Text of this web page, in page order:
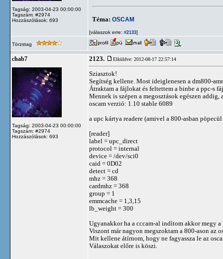
Tagság: 2003-04-23 00:00:00
Tagszám: #2974
Hozzászólások: 693
Téma: OSCAM
[válaszok erre: #2133]
Törzstag
chab7
Tagság: 2003-04-23 00:00:00
Tagszám: #2974
Hozzászólások: 693
2123. Elküldve: 2012-08-17 22:57:14
Sziasztok!
Segítség kellene. Most ideiglenesen a dm800-
Átraktam a fájlokat és feltettem a binbe a ppc-s
Mennek is szépen a megosztások egészen
oscam verzió: 1.10 stable 6089
a upc kártya readere (amivel a 800-asban
[reader]
label = upc_direct
protocol = internal
device = /dev/sci0
caid = 0D02
detect = cd
mhz = 368
cardmhz = 368
group = 1
emmcache = 1,3,15
lb_weight = 300
Ugyanakkor ha a cccam-al indítom akkor megy a
Viszont már nagyon megszoktam a 800-ason az
Mit kellene átírnom, hogy ne fagyassza le az
Válaszokat előre is köszi.